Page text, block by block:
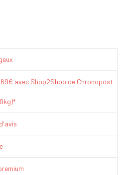
avec Shop2Shop de Chronopost